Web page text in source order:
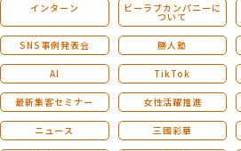
インターン ビーラブカンパニーに
ついて
SNS事例発表会 勝人塾
AI TikTok
最新集客セミナー 女性活躍推進
ニュース 三國彩華